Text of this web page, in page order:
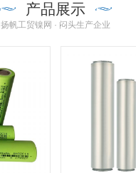
产品展示
扬帆工贸镍网 · 闷头生产企业